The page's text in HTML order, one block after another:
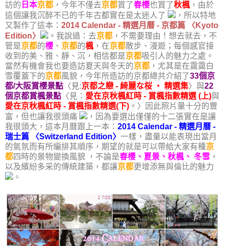
訪的 日本京都 ，今年不僅去京都賞了春櫻也賞了秋楓 ，由於
這個讓我沉醉不已的千年古都實在是太迷人了
，所以特地
又製作了這本： 2014 Calendar - 精選月曆 - 京都篇 〈Kyoto
Edition〉
。我說過：去京都 ，不需要理由！想去就去，不
管是京都的櫻 、 京都的楓 ，在京都散步、漫遊；每個感官接
收到的美、雅、靜、沉，相信都是京都吸引人的魅力之處。
當然有機會我也要造訪夏天與冬天的京都 ，尤其是在靄靄白
雪覆蓋下的京都風貌，今年所造訪的京都總共介紹了33個京
都/大阪賞櫻景點 〈見:京都之戀 - 綺麗な桜 ・ 精選集〉與22
個京都賞楓景點 〈見： 愛在京秋楓紅時 - 賞楓指數精選 (上)與
愛在京秋楓紅時 - 賞楓指數精選(下) 。〉因此照片量十分的豐
富，但也讓我很頭痛
，因為要選出僅僅的十二張實在是讓
我很頭大，這本月曆跟上一本： 2014 Calendar - 精選月曆 -
瑞士篇 〈Switzerland Edition〉 一樣，盡量以能表現出當月
的氣氛而有所編排其順序，期望的就是可以帶給大家有種京
都四時的景物變換風貌 ，不論是春櫻、夏景、秋楓、 冬雪 ，
以及繽紛多采的傳統建築，都讓京都更增添無與倫比的魅力
。